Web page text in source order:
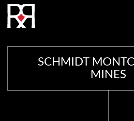
Où nous
SCHMIDT
MINES